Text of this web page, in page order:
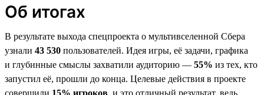
Об итогах
В результате выхода спецпроекта о мультивселенной Сбера
узнали 43 530 пользователей. Идея игры, её задачи, графика
и глубинные смыслы захватили аудиторию — 55% из тех, кто
запустил её, прошли до конца. Целевые действия в проекте
совершили 15% игроков, и это отличный результат, ведь